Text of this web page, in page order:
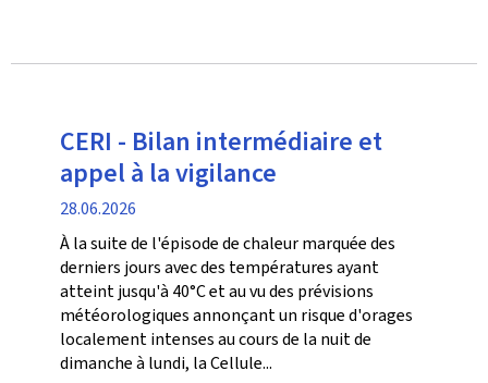
CERI - Bilan intermédiaire et
appel à la vigilance
date
de
publication
28.06.2026
À la suite de l'épisode de chaleur marquée des
derniers jours avec des températures ayant
atteint jusqu'à 40°C et au vu des prévisions
météorologiques annonçant un risque d'orages
localement intenses au cours de la nuit de
dimanche à lundi, la Cellule...